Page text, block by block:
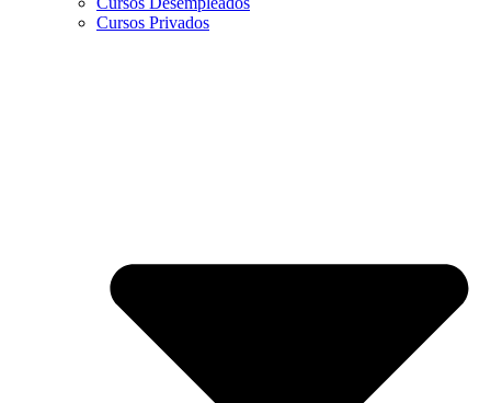
Cursos Privados